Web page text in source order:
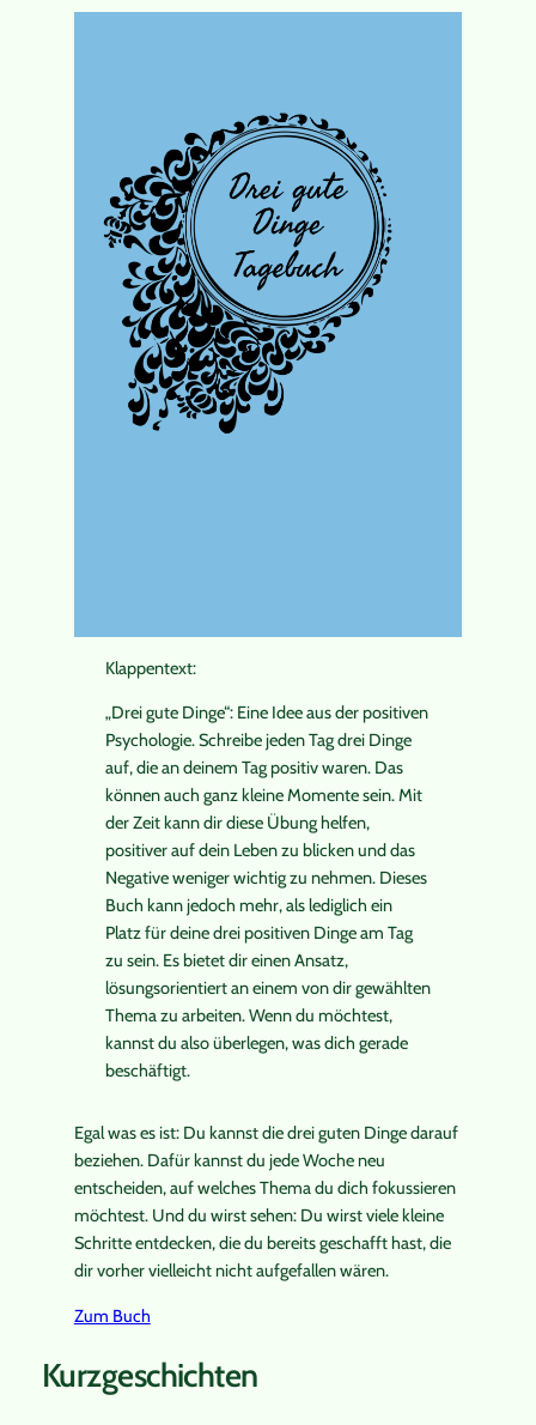
Klappentext:
„Drei gute Dinge“: Eine Idee aus der positiven
Psychologie. Schreibe jeden Tag drei Dinge
auf, die an deinem Tag positiv waren. Das
können auch ganz kleine Momente sein. Mit
der Zeit kann dir diese Übung helfen,
positiver auf dein Leben zu blicken und das
Negative weniger wichtig zu nehmen. Dieses
Buch kann jedoch mehr, als lediglich ein
Platz für deine drei positiven Dinge am Tag
zu sein. Es bietet dir einen Ansatz,
lösungsorientiert an einem von dir gewählten
Thema zu arbeiten. Wenn du möchtest,
kannst du also überlegen, was dich gerade
beschäftigt.
Egal was es ist: Du kannst die drei guten Dinge darauf
beziehen. Dafür kannst du jede Woche neu
entscheiden, auf welches Thema du dich fokussieren
möchtest. Und du wirst sehen: Du wirst viele kleine
Schritte entdecken, die du bereits geschafft hast, die
dir vorher vielleicht nicht aufgefallen wären.
Zum Buch
Kurzgeschichten